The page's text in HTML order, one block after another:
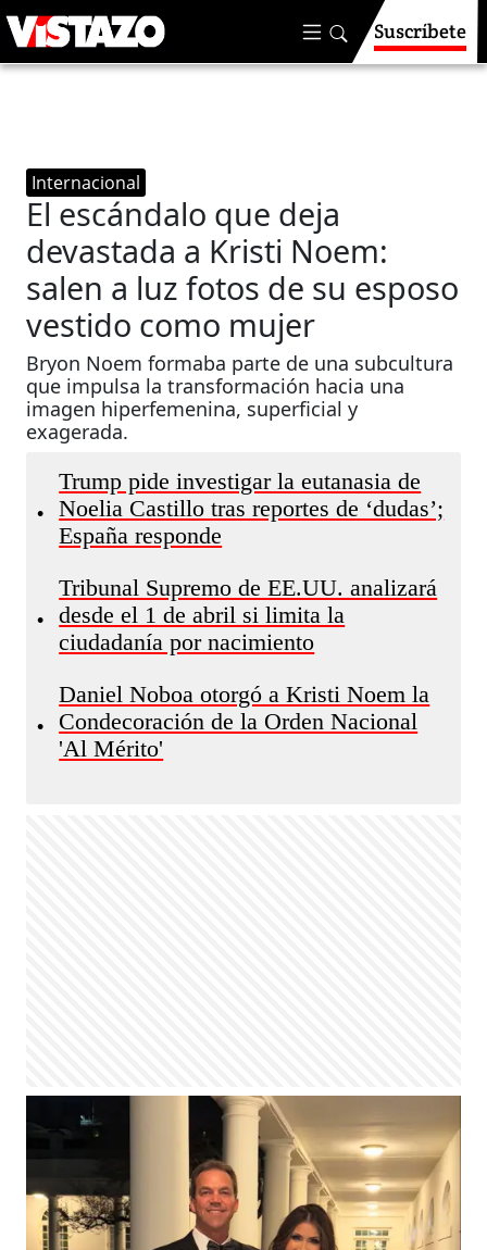
Suscríbete
Internacional
El escándalo que deja
devastada a Kristi Noem:
salen a luz fotos de su esposo
vestido como mujer
Bryon Noem formaba parte de una subcultura
que impulsa la transformación hacia una
imagen hiperfemenina, superficial y
exagerada.
•
Trump pide investigar la eutanasia de
Noelia Castillo tras reportes de ‘dudas’;
España responde
•
Tribunal Supremo de EE.UU. analizará
desde el 1 de abril si limita la
ciudadanía por nacimiento
•
Daniel Noboa otorgó a Kristi Noem la
Condecoración de la Orden Nacional
'Al Mérito'